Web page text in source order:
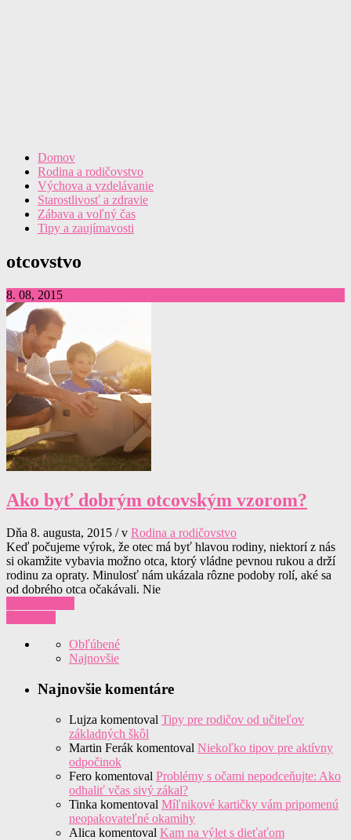
Domov
Rodina a rodičovstvo
Výchova a vzdelávanie
Starostlivosť a zdravie
Zábava a voľný čas
Tipy a zaujímavosti
otcovstvo
8. 08, 2015
Ako byť dobrým otcovským vzorom?
Dňa 8. augusta, 2015 / v Rodina a rodičovstvo
Keď počujeme výrok, že otec má byť hlavou rodiny, niektorí z nás
si okamžite vybavia možno otca, ktorý vládne pevnou rukou a drží
rodinu za opraty. Minulosť nám ukázala rôzne podoby rolí, aké sa
od dobrého otca očakávali. Nie
Obľúbené
Najnovšie
Najnovšie komentáre
Lujza komentoval Tipy pre rodičov od učiteľov
základných škôl
Martin Ferák komentoval Niekoľko tipov pre aktívny
odpočinok
Fero komentoval Problémy s očami nepodceňujte: Ako
odhaliť včas sivý zákal?
Tinka komentoval Míľnikové kartičky vám pripomenú
neopakovateľné okamihy
Alica komentoval Kam na výlet s dieťaťom